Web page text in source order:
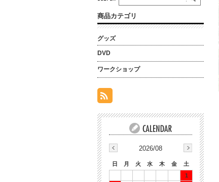
商品カテゴリ
グッズ
DVD
ワークショップ
2026/08
日 月 火 水 木 金
土
1